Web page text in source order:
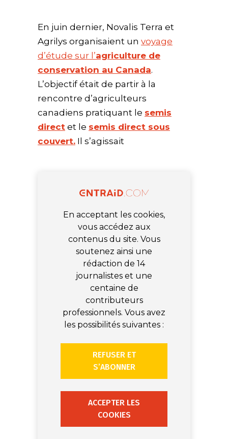
En juin dernier, Novalis Terra et
Agrilys organisaient un voyage
d’étude sur l’agriculture de
conservation au Canada.
L’objectif était de partir à la
rencontre d’agriculteurs
canadiens pratiquant le semis
direct et le semis direct sous
couvert. Il s’agissait
En acceptant les cookies,
vous accédez aux
contenus du site. Vous
soutenez ainsi une
rédaction de 14
journalistes et une
centaine de
contributeurs
professionnels. Vous avez
les possibilités suivantes :
REFUSER ET
S’ABONNER
ACCEPTER LES
COOKIES